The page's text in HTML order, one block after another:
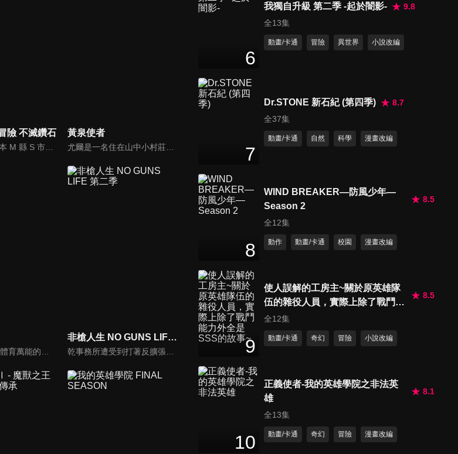
險 不滅鑽石
以 1999 年的日本 M 縣 S 市杜王町作為舞台，喬瑟夫的私生子「東方仗助」居住在這兒。許多看似平凡的市民，其實擁有替身能力，在替身使者與替身使者會互相吸引的情形下，仗助普通的生活變得不可思議。
黃泉使者
尤爾是一名住在山中小村莊的獵人少年，靠著狩獵野鳥維生，與雙胞胎妹妹阿薩及村民們過著樸實的生活。然而，這樣平穩的日常卻被空中響起的""龍的叫聲""給撕裂了──安逸的村莊裡潛藏著傳承與謎團，這個村裡究竟藏著什麼祕密呢？尤爾的命運又會如何？謎團與不可思議縱橫交錯的嶄新使者戰鬥──緊張刺激的幻怪奇幻譚，現在揭開序幕。
非槍人生 NO GUNS LIFE 第二季
乾事務所遭受到打著反擴張主義旗號的恐怖組織襲擊。在那些襲擊者之中，有梅雅莉一直在尋找的哥哥維克托的身影。隨著歲月的流逝，十三、梅雅莉及維克托三人間的因緣將會彼此交錯。而這一切很快地，也將為十三的秘密、貝魯聯的企圖與鐵朗的命運帶來巨大的影響…。
24分鐘
第16集 壯烈成仁,其二
第17集 娃娃臉
第19集 白色相薄
24分鐘
24分鐘
6
我獨自升級 第二季 -起於闇影-
9.8
全13集
動畫/卡通 冒險 異世界 小說改編
7
Dr.STONE 新石紀 (第四季)
8.7
全37集
動畫/卡通 自然 科學 漫畫改編
8
WIND BREAKER—防風少年—
Season 2
8.5
全12集
動作 動畫/卡通 校園 漫畫改編
9
使人誤解的工房主~關於原英雄隊
伍的雜役人員，實際上除了戰鬥能
力外全是SSS的故事~
8.5
全12集
動畫/卡通 奇幻 冒險 小說改編
10
正義使者-我的英雄學院之非法英
雄
8.1
全13集
動畫/卡通 奇幻 冒險 漫畫改編